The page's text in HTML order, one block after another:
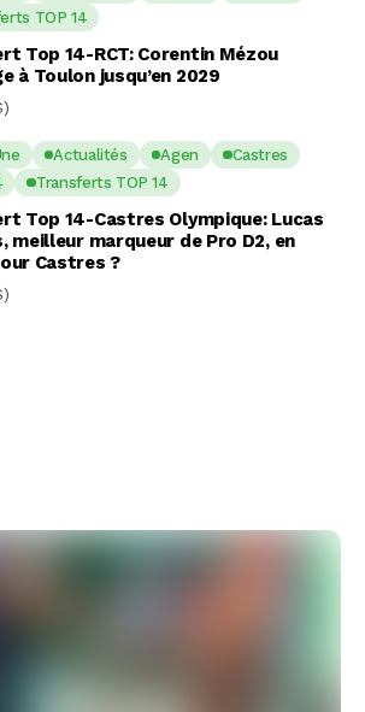
TOP 14
Top 14-RCT: Corentin Mézou
à Toulon jusqu’en 2029
Actualités Agen
Castres
Transferts TOP 14
Top 14-Castres Olympique: Lucas
meilleur marqueur de Pro D2, en
Castres ?